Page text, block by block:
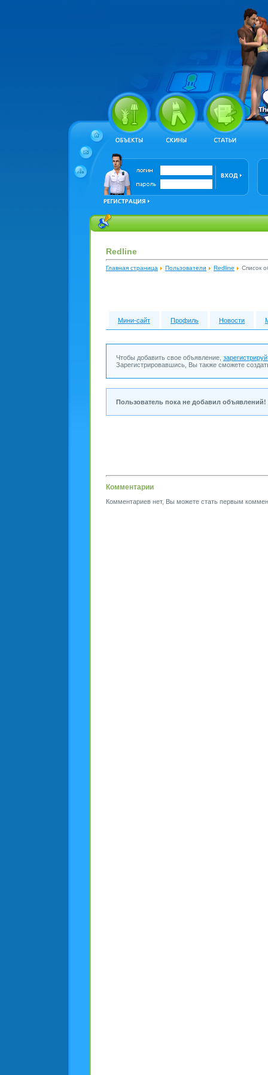
Redline
Главная страница Пользователи Redline Список
Мини-сайт Профиль Новости
Чтобы добавить свое объявление,
Зарегистрировавшись, Вы также сможете
Пользователь пока не добавил объявлений!
Комментарии
Комментариев нет, Вы можете стать первым